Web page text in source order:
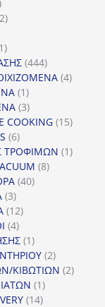
2
11
προϊόν444444
προϊόντα
44
11
προϊόν
33
προϊόντα
COOKING 1515
66
προϊόντα
ΤΡΟΦΙΜΩΝ 11
88
4040
33
προϊόντα
1212
44
προϊόντα
11
προϊόν
22
προϊόντα
ΚΙΒΩΤΙΩΝ 22
11
προϊόν
1414